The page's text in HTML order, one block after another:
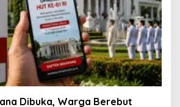
Dibuka, Warga Berebut